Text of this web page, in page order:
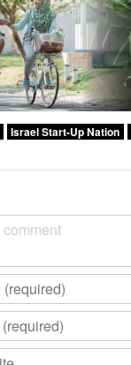
Israel Start-Up Nation